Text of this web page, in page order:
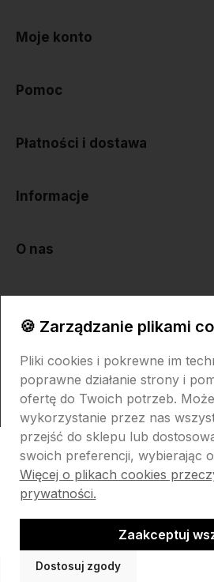
Moje konto
Pomoc
Płatności i dostawa
Informacje
O nas
Sklep internetowy Shoper.pl
GrowCommerce
🍪 Zarządzanie plikami
Pliki cookies i pokrewne im
poprawne działanie strony i
ofertę do Twoich potrzeb.
wykorzystanie przez nas
przejść do sklepu lub
swoich preferencji, wybierając
Więcej o plikach cookies
prywatności.
Dostosuj zgody
Zaakceptuj